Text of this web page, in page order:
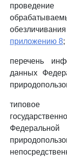
проведение
приложению 8;
перечень
данных
типовое